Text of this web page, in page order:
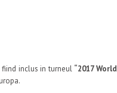
inclus in turneul “2017 World